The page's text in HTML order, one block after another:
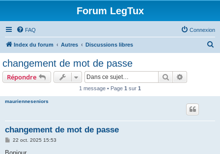
Forum LegTux
FAQ Connexion
Index du forum Autres Discussions libres
changement de mot de passe
Répondre Rechercher
1 message • Page 1 sur 1
maurienneseniors
changement de mot de passe
M
s
22 oct. 2025 15:53